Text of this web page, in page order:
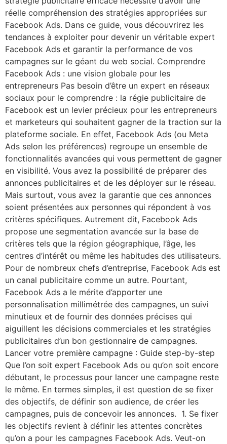
réelle compréhension des stratégies appropriées sur
Facebook Ads. Dans ce guide, vous découvrirez les
tendances à exploiter pour devenir un véritable expert
Facebook Ads et garantir la performance de vos
campagnes sur le géant du web social. Comprendre
Facebook Ads : une vision globale pour les
entrepreneurs Pas besoin d’être un expert en réseaux
sociaux pour le comprendre : la régie publicitaire de
Facebook est un levier précieux pour les entrepreneurs
et marketeurs qui souhaitent gagner de la traction sur la
plateforme sociale. En effet, Facebook Ads (ou Meta
Ads selon les préférences) regroupe un ensemble de
fonctionnalités avancées qui vous permettent de gagner
en visibilité. Vous avez la possibilité de préparer des
annonces publicitaires et de les déployer sur le réseau.
Mais surtout, vous avez la garantie que ces annonces
soient présentées aux personnes qui répondent à vos
critères spécifiques. Autrement dit, Facebook Ads
propose une segmentation avancée sur la base de
critères tels que la région géographique, l’âge, les
centres d’intérêt ou même les habitudes des utilisateurs.
Pour de nombreux chefs d’entreprise, Facebook Ads est
un canal publicitaire comme un autre. Pourtant,
Facebook Ads a le mérite d’apporter une
personnalisation millimétrée des campagnes, un suivi
minutieux et de fournir des données précises qui
aiguillent les décisions commerciales et les stratégies
publicitaires d’un bon gestionnaire de campagnes.
Lancer votre première campagne : Guide step-by-step
Que l’on soit expert Facebook Ads ou qu’on soit encore
débutant, le processus pour lancer une campagne reste
le même. En termes simples, il est question de se fixer
des objectifs, de définir son audience, de créer les
campagnes, puis de concevoir les annonces. 1. Se fixer
les objectifs revient à définir les attentes concrètes
qu’on a pour les campagnes Facebook Ads. Veut-on